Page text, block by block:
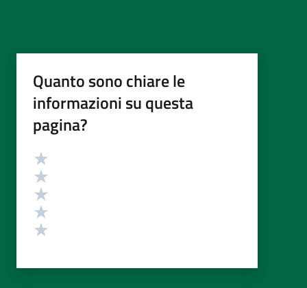
Quanto sono chiare le
informazioni su questa
pagina?
Valutazione